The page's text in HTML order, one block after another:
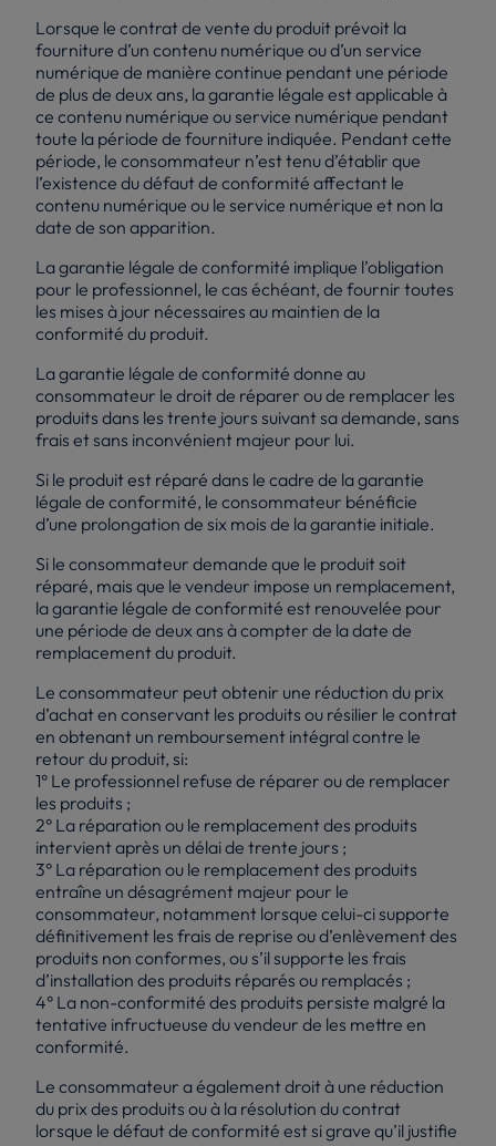
Lorsque le contrat de vente du produit prévoit la
fourniture d’un contenu numérique ou d’un service
numérique de manière continue pendant une période
de plus de deux ans, la garantie légale est applicable à
ce contenu numérique ou service numérique pendant
toute la période de fourniture indiquée. Pendant cette
période, le consommateur n’est tenu d’établir que
l’existence du défaut de conformité affectant le
contenu numérique ou le service numérique et non la
date de son apparition.
La garantie légale de conformité implique l’obligation
pour le professionnel, le cas échéant, de fournir toutes
les mises à jour nécessaires au maintien de la
conformité du produit.
La garantie légale de conformité donne au
consommateur le droit de réparer ou de remplacer les
produits dans les trente jours suivant sa demande, sans
frais et sans inconvénient majeur pour lui.
Si le produit est réparé dans le cadre de la garantie
légale de conformité, le consommateur bénéficie
d’une prolongation de six mois de la garantie initiale.
Si le consommateur demande que le produit soit
réparé, mais que le vendeur impose un remplacement,
la garantie légale de conformité est renouvelée pour
une période de deux ans à compter de la date de
remplacement du produit.
Le consommateur peut obtenir une réduction du prix
d’achat en conservant les produits ou résilier le contrat
en obtenant un remboursement intégral contre le
retour du produit, si:
1° Le professionnel refuse de réparer ou de remplacer
les produits ;
2° La réparation ou le remplacement des produits
intervient après un délai de trente jours ;
3° La réparation ou le remplacement des produits
entraîne un désagrément majeur pour le
consommateur, notamment lorsque celui-ci supporte
définitivement les frais de reprise ou d’enlèvement des
produits non conformes, ou s’il supporte les frais
d’installation des produits réparés ou remplacés ;
4° La non-conformité des produits persiste malgré la
tentative infructueuse du vendeur de les mettre en
conformité.
Le consommateur a également droit à une réduction
du prix des produits ou à la résolution du contrat
lorsque le défaut de conformité est si grave qu’il justifie